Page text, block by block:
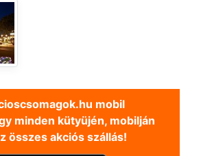
mobil
minden kütyüjén, mobilján
összes akciós szállás!